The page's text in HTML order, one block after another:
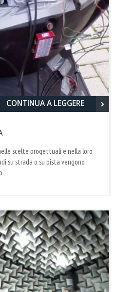
CONTINUA A LEGGERE
scelte progettuali e nella loro
su strada o su pista vengono